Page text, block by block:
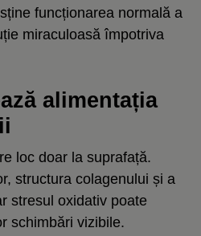
funcționarea normală a
miraculoasă împotriva
alimentația
loc doar la suprafață.
structura colagenului și a
stresul oxidativ poate
schimbări vizibile.